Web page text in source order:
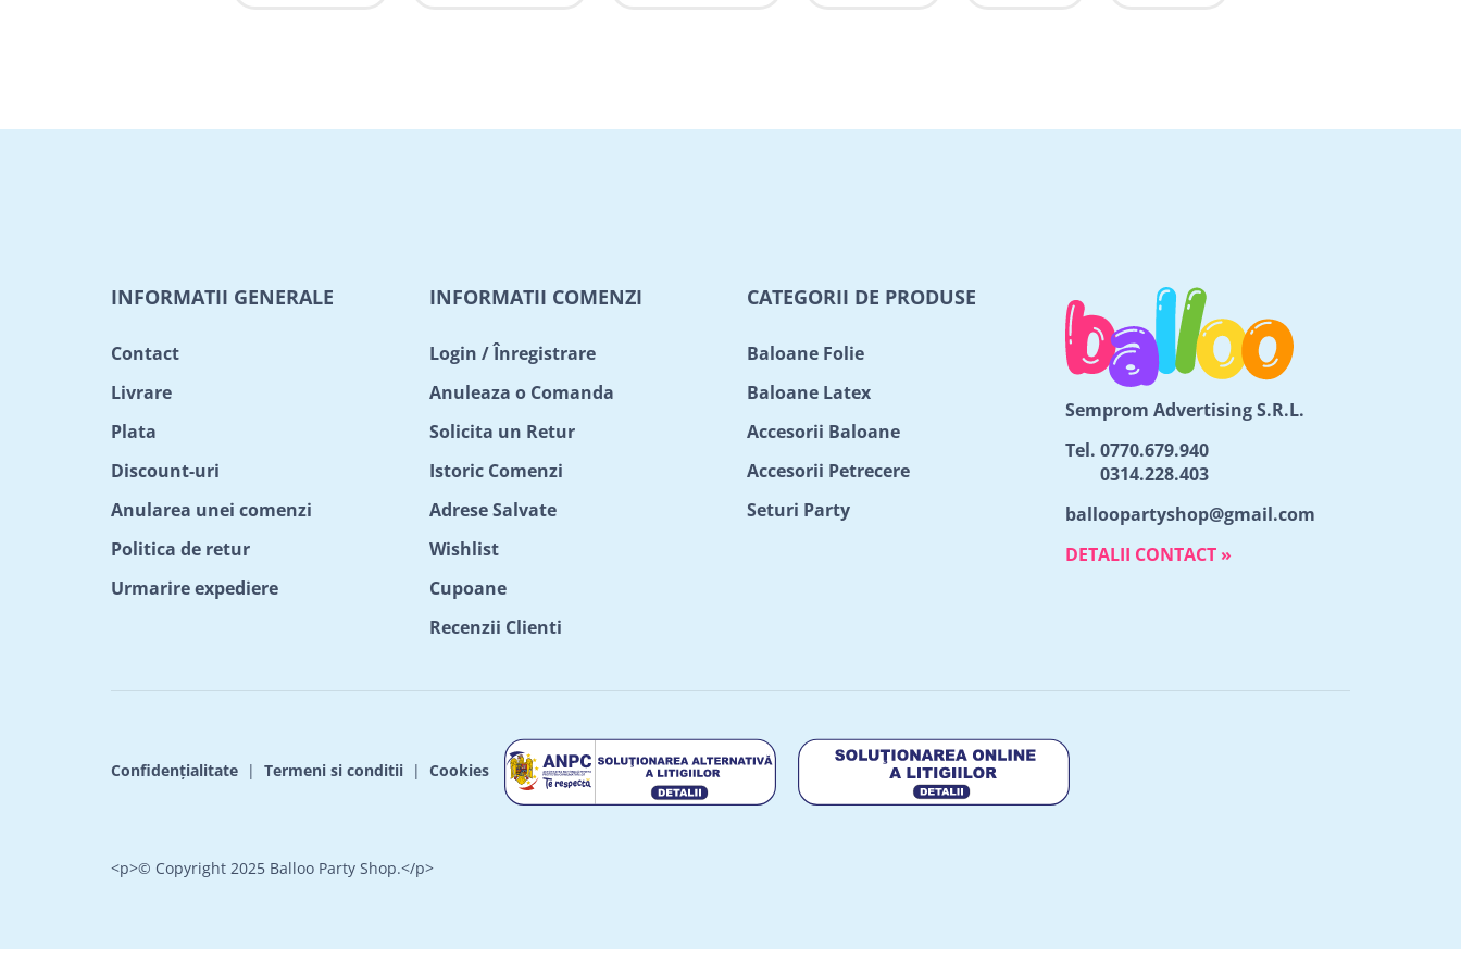
INFORMATII GENERALE
Contact
Livrare
Plata
Discount-uri
Anularea unei comenzi
Politica de retur
Urmarire expediere
INFORMATII COMENZI
Login / Înregistrare
Anuleaza o Comanda
Solicita un Retur
Istoric Comenzi
Adrese Salvate
Wishlist
Cupoane
Recenzii Clienti
CATEGORII DE PRODUSE
Baloane Folie
Baloane Latex
Accesorii Baloane
Accesorii Petrecere
Seturi Party
Semprom Advertising S.R.L.
Tel. 0770.679.940
0314.228.403
balloopartyshop@gmail.com
DETALII CONTACT »
Confidențialitate | Termeni si conditii | Cookies
<p>© Copyright 2025 Balloo Party Shop.</p>